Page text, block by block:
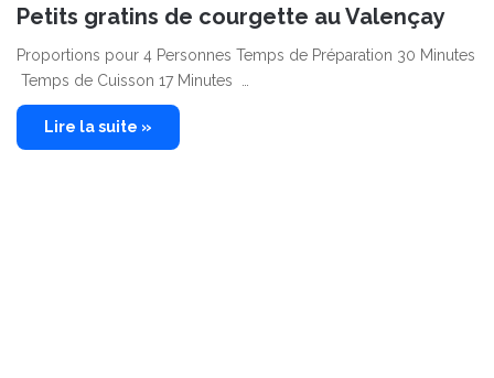
Petits gratins de courgette au Valençay
Proportions pour 4 Personnes Temps de Préparation 30 Minutes
Temps de Cuisson 17 Minutes …
Lire la suite »